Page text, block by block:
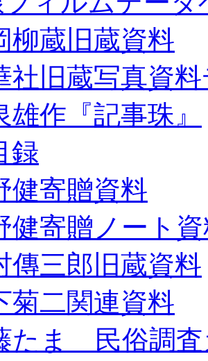
柳蔵旧蔵資料
社旧蔵写真資
雄作『記事珠』
録
健寄贈資料
健寄贈ノート
傳三郎旧蔵資料
菊二関連資料
たま 民俗調査